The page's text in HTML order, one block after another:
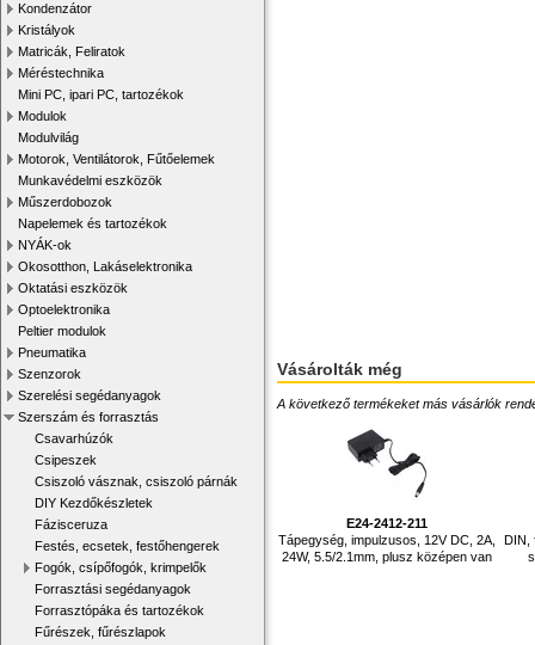
Kondenzátor
Kristályok
Matricák, Feliratok
Méréstechnika
Mini PC, ipari PC, tartozékok
Modulok
Modulvilág
Motorok, Ventilátorok, Fűtőelemek
Munkavédelmi eszközök
Műszerdobozok
Napelemek és tartozékok
NYÁK-ok
Okosotthon, Lakáselektronika
Oktatási eszközök
Optoelektronika
Peltier modulok
Pneumatika
Szenzorok
Szerelési segédanyagok
Szerszám és forrasztás
Csavarhúzók
Csipeszek
Csiszoló vásznak, csiszoló párnák
DIY Kezdőkészletek
Fázisceruza
Festés, ecsetek, festőhengerek
Fogók, csípőfogók, krimpelők
Forrasztási segédanyagok
Forrasztópáka és tartozékok
Fűrészek, fűrészlapok
Vásárolták még
A következő termékeket más vásárlók
E24-2412-211
Tápegység, impulzusos, 12V DC, 2A,
24W, 5.5/2.1mm, plusz középen van
DIN,